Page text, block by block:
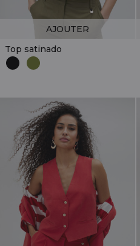
Top satinado
AJOUTER